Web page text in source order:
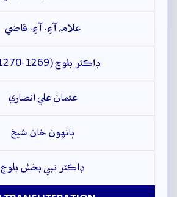
علامہ آءِ. آءِ. قاضي
ڊاڪٽر بلوچ (1269-1270 ھ)
عثمان علي انصاري
ٻانهون خان شيخ
ڊاڪٽر نبي بخش بلوچ